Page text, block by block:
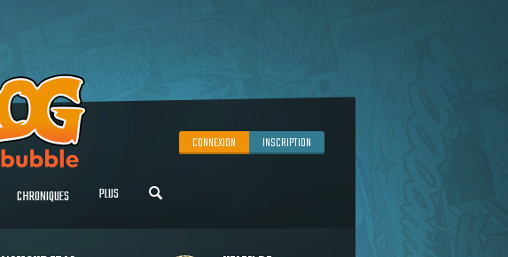
CONNEXION INSCRIPTION
CHRONIQUES PLUS